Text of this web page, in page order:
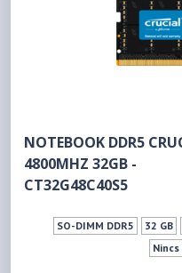
NOTEBOOK DDR5
4800MHZ 32GB -
CT32G48C40S5
SO-DIMM DDR5 32 GB